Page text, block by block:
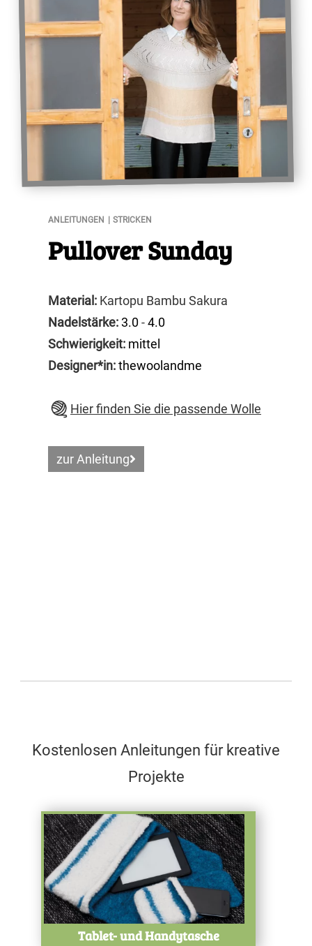
Pullover Sunday
ANLEITUNGEN STRICKEN
Pullover Sunday
Material: Kartopu Bambu Sakura
Nadelstärke: 3.0-4.0
Schwierigkeit: mittel
Designer*in:thewoolandme
Hier finden Sie die passende Wolle
zur Anleitung
Kostenlosen Anleitungen für kreative
Projekte
Test
Tablet- und Handytasche